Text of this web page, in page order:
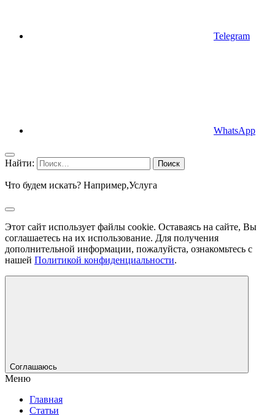
Telegram
WhatsApp
Найти:
Что будем искать? Например,Услуга
Этот сайт использует файлы cookie. Оставаясь на сайте, Вы
соглашаетесь на их использование. Для получения
дополнительной информации, пожалуйста, ознакомьтесь с
нашей Политикой конфиденциальности.
Соглашаюсь
Меню
Главная
Статьи